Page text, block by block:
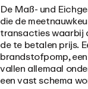
De Maß- und
die de
transacties waarbij
de te betalen prijs.
brandstofpomp,
vallen allemaal
een vast schema